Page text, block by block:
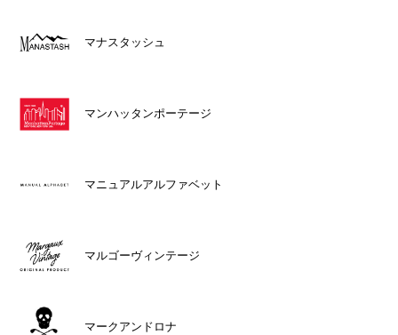
マナスタッシュ
マンハッタンポーテージ
マニュアルアルファベット
マルゴーヴィンテージ
マークアンドロナ